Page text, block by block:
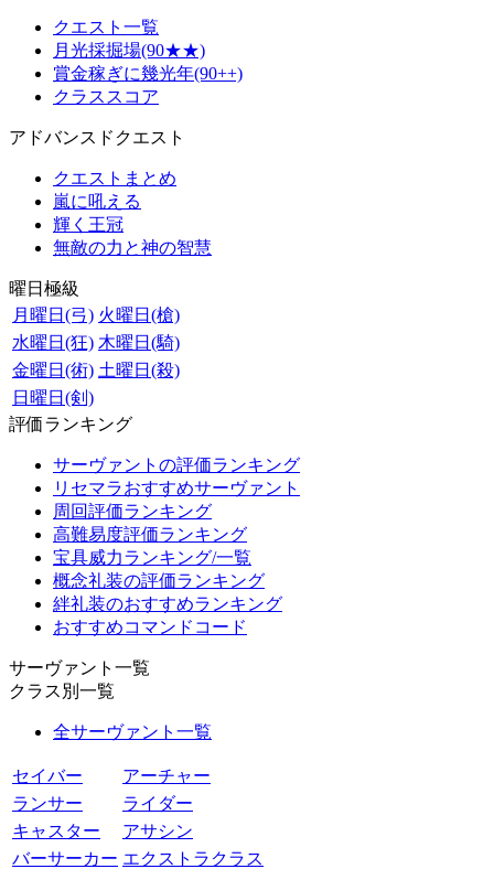
クエスト一覧
月光採掘場(90★★)
賞金稼ぎに幾光年(90++)
クラススコア
アドバンスドクエスト
クエストまとめ
嵐に吼える
輝く王冠
無敵の力と神の智慧
曜日極級
月曜日(弓) 火曜日(槍)
水曜日(狂) 木曜日(騎)
金曜日(術) 土曜日(殺)
日曜日(剣)
評価ランキング
サーヴァントの評価ランキング
リセマラおすすめサーヴァント
周回評価ランキング
高難易度評価ランキング
宝具威力ランキング/一覧
概念礼装の評価ランキング
絆礼装のおすすめランキング
おすすめコマンドコード
サーヴァント一覧
クラス別一覧
全サーヴァント一覧
セイバー
アーチャー
ランサー
ライダー
キャスター
アサシン
バーサーカー エクストラクラス